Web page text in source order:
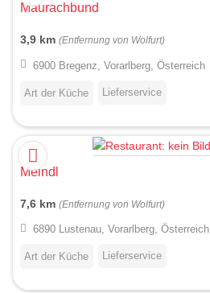
Maurachbund
3,9 km (Entfernung von Wolfurt)
6900 Bregenz, Vorarlberg, Österreich
Art der Küche Lieferservice
Meindl
7,6 km (Entfernung von Wolfurt)
6890 Lustenau, Vorarlberg, Österreich
Art der Küche Lieferservice